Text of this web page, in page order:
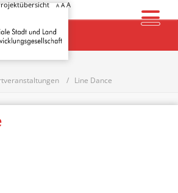
A AA
Line Dance